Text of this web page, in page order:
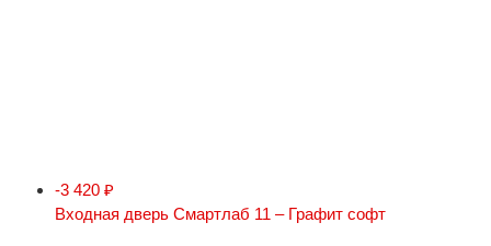
-3 420 ₽
Входная дверь Смартлаб 11 – Графит софт